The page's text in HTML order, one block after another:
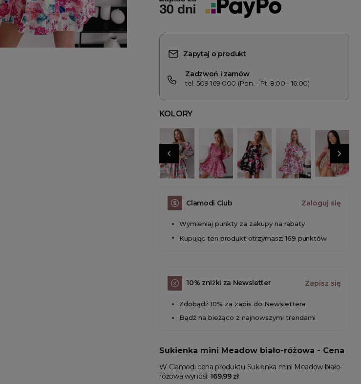
Zapytaj o produkt
Zadzwoń i zamów
tel. 509 169 000 (Pon. - Pt. 8:00 - 16:00)
KOLORY
Clamodi Club Zaloguj się
Wymieniaj punkty za zakupy na rabaty
Kupując ten produkt otrzymasz: 169 punktów
10% zniżki za Newsletter Zapisz się
Zdobądź 10% za zapis do Newslettera.
Bądź na bieżąco z najnowszymi trendami
Sukienka mini Meadow biało-różowa - Cena
W Clamodi cena produktu Sukienka mini Meadow biało-
różowa wynosi: 169,99 zł